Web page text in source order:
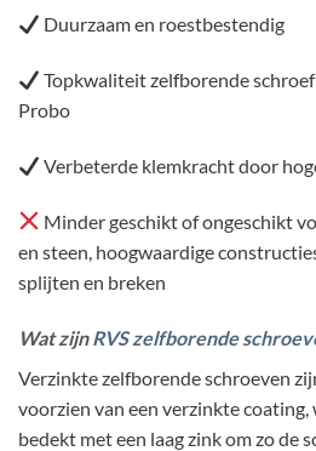
Duurzaam en roestbestendig
Topkwaliteit zelfborende
Probo
Verbeterde klemkracht door
Minder geschikt of ongeschikt
en steen, hoogwaardige
splijten en breken
Wat zijnRVS zelfborende
Verzinkte zelfborende schroeven
voorzien van een verzinkte
bedekt met een laag zink om zo de